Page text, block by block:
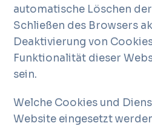
automatische Löschen
Schließen des Browsers
Deaktivierung von
Funktionalität dieser
sein.
Welche Cookies und
Website eingesetzt